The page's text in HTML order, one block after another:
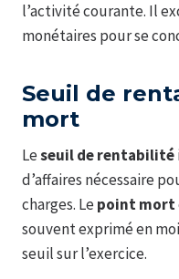
l’activité courante. Il
monétaires pour se
Seuil de
mort
Leseuil de rentabilité
d’affaires nécessaire
charges. Lepoint mort
souvent exprimé en
seuil sur l’exercice.